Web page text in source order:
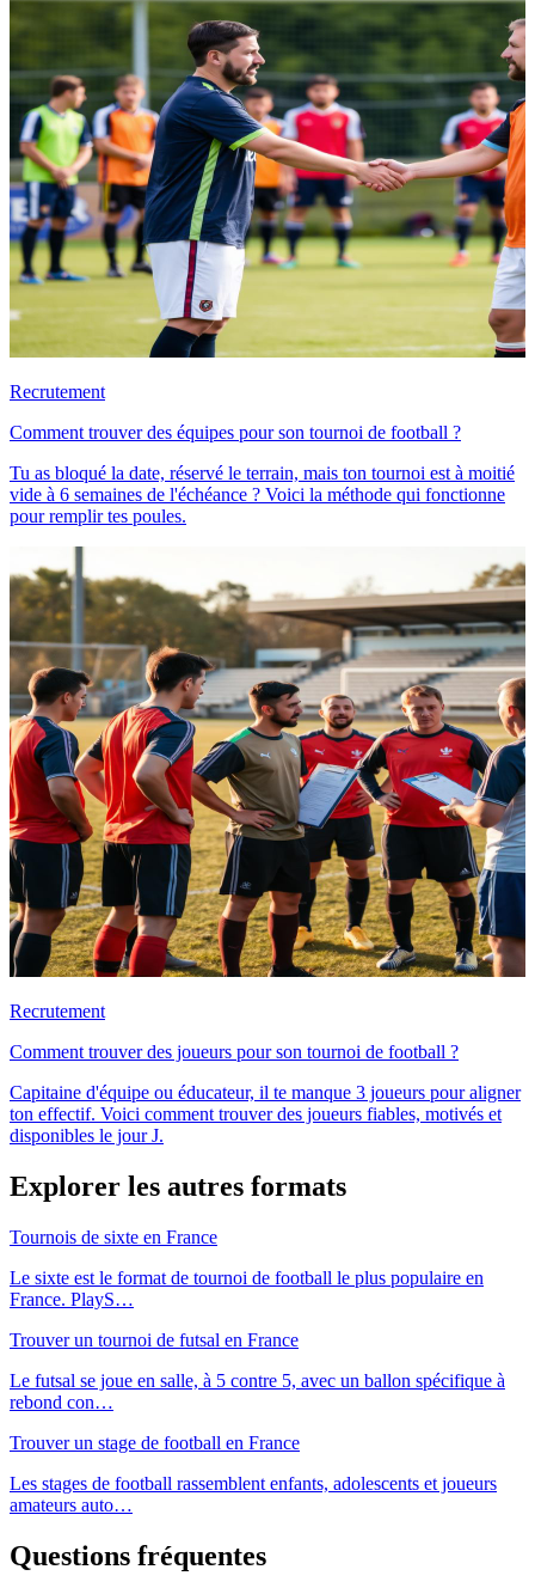
Recrutement
Comment trouver des équipes pour son tournoi de football ?
Tu as bloqué la date, réservé le terrain, mais ton tournoi est à moitié
vide à 6 semaines de l'échéance ? Voici la méthode qui fonctionne
pour remplir tes poules.
Recrutement
Comment trouver des joueurs pour son tournoi de football ?
Capitaine d'équipe ou éducateur, il te manque 3 joueurs pour aligner
ton effectif. Voici comment trouver des joueurs fiables, motivés et
disponibles le jour J.
Explorer les autres formats
Tournois de sixte en France
Le sixte est le format de tournoi de football le plus populaire en
France. PlayS…
Trouver un tournoi de futsal en France
Le futsal se joue en salle, à 5 contre 5, avec un ballon spécifique à
rebond con…
Trouver un stage de football en France
Les stages de football rassemblent enfants, adolescents et joueurs
amateurs auto…
Questions fréquentes